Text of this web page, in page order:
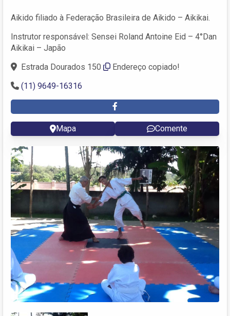
Aikido filiado à Federação Brasileira de Aikido – Aikikai.
Instrutor responsável: Sensei Roland Antoine Eid – 4°Dan
Aikikai – Japão
Estrada Dourados 150
Endereço copiado!
(11) 9649-16316
Mapa Comente